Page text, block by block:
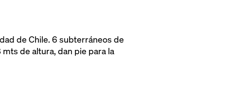
de Chile. 6 subterráneos de
de altura, dan pie para la